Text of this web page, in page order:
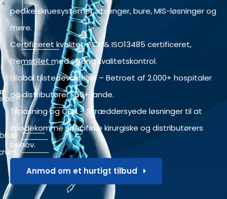
pedikelskruesystemer, stænger, bure, MIS-løsninger og
mere.
Certificeret kvalitet - CE & ISO13485 certificeret,
fremstillet med streng kvalitetskontrol.
Global tilstedeværelse – Betroet af 2.000+ hospitaler
og distributører i 50+ lande.
Tilpasning og OEM – Skræddersyede løsninger til at
imødekomme specifikke kirurgiske og distributørers
behov.
Anmod om et hurtigt tilbud